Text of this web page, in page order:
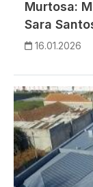
Murtosa:
Sara
16.01.2026
Imagem